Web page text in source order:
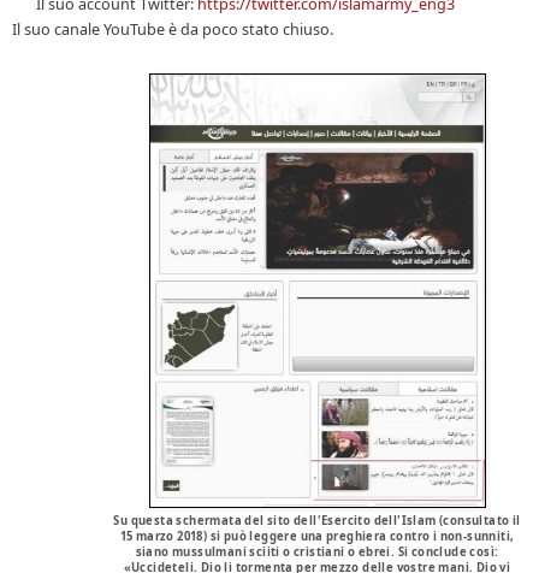
Il suo canale YouTube è da poco stato chiuso.
Su questa schermata del sito dell'Esercito dell'Islam (consultato il
15 marzo 2018) si può leggere una preghiera contro i non-sunniti,
siano mussulmani sciiti o cristiani o ebrei. Si conclude così:
«Uccideteli. Dio li tormenta per mezzo delle vostre mani. Dio vi